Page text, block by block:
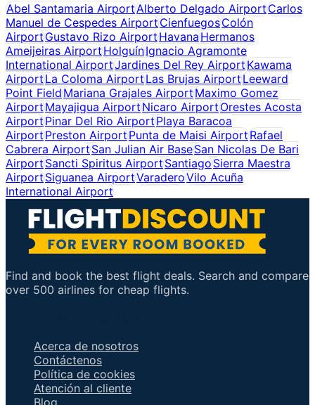
Abel Santamaria AirportAlberto Delgado AirportCarlos
Manuel de Cespedes AirportCienfuegosColón
AirportGustavo Rizo AirportHavanaHermanos
Ameijeiras AirportHolguínIgnacio Agramonte
International AirportJardines Del Rey AirportKawama
AirportLa Coloma AirportLas Brujas AirportLeeward
Point FieldMariana Grajales AirportMaximo Gomez
AirportMayajigua AirportNicaro AirportOrestes Acosta
AirportPinar Del Rio AirportPlaya Baracoa
AirportPreston AirportPunta de Maisi AirportRafael
Cabrera AirportSan Julian Air BaseSan Nicolas De Bari
AirportSancti Spiritus AirportSantiagoSierra Maestra
AirportSiguanea AirportVaraderoVilo Acuña
International Airport
Find and book the best flight deals. Search and compare
over 500 airlines for cheap flights.
Acerca de nosotros
Contáctenos
Política de cookies
Atención al cliente